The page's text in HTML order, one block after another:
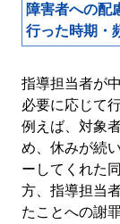
障害者への配
行った時期・
指導担当者が
必要に応じて
例えば、対象
め、休みが続
ーしてくれた
方、指導担当
たことへの謝